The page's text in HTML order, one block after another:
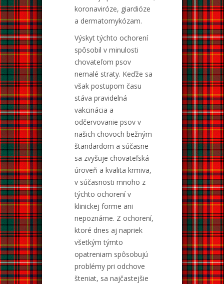
koronaviróze, giardióze
a dermatomykózam.
Výskyt týchto ochorení
spôsobil v minulosti
chovateľom psov
nemalé straty. Keďže sa
však postupom času
stáva pravidelná
vakcinácia a
odčervovanie psov v
našich chovoch bežným
štandardom a súčasne
sa zvyšuje chovateľská
úroveň a kvalita krmiva,
v súčasnosti mnoho z
týchto ochorení v
klinickej forme ani
nepoznáme. Z ochorení,
ktoré dnes aj napriek
všetkým týmto
opatreniam spôsobujú
problémy pri odchove
šteniat, sa najčastejšie